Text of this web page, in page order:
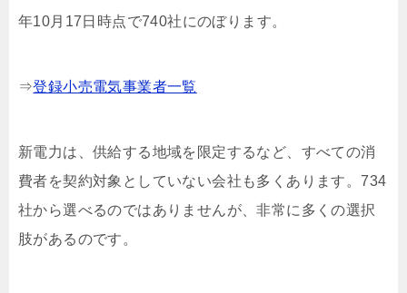
年10月17日時点で740社にのぼります。
⇒登録小売電気事業者一覧
新電力は、供給する地域を限定するなど、すべての消
費者を契約対象としていない会社も多くあります。734
社から選べるのではありませんが、非常に多くの選択
肢があるのです。